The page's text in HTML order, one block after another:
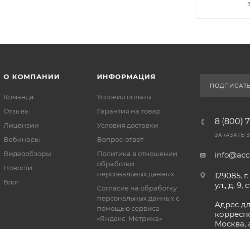
О КОМПАНИИ
Команда
Отзывы
Лицензии
Вебинары
Видеообзоры
Новости
Блог
ИНФОРМАЦИЯ
Условия оплаты
Гарантия на товар
Условия доставки
Вопрос-ответ
Политика в отношении
обработки
персональных данных
Согласие на обработку
персональных данных с
помощью сервиса
«Яндекс. Метрика»
8 (800)
ЗАКАЗАТЬ
129085,
ул., д. 9,
Адрес
Москва,